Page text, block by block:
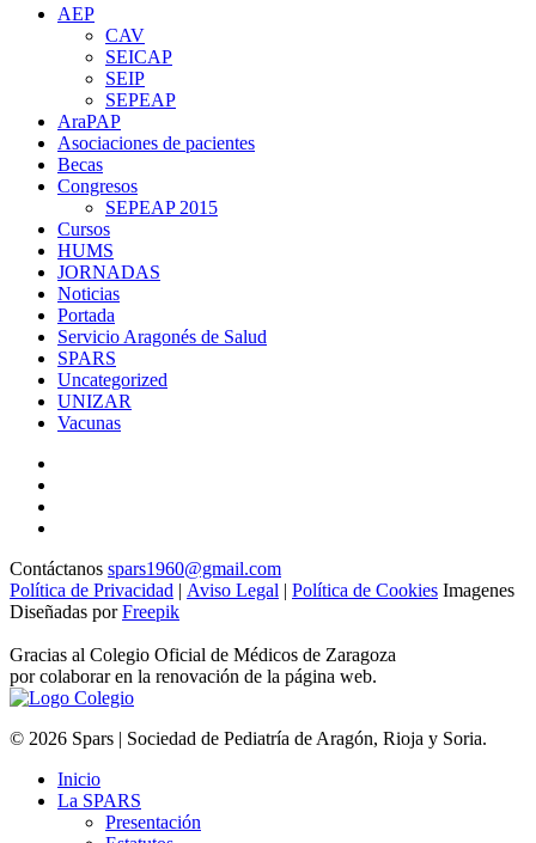
AEP
CAV
SEICAP
SEIP
SEPEAP
AraPAP
Asociaciones de pacientes
Becas
Congresos
SEPEAP 2015
Cursos
HUMS
JORNADAS
Noticias
Portada
Servicio Aragonés de Salud
SPARS
Uncategorized
UNIZAR
Vacunas
Contáctanos spars1960@gmail.com
Política de Privacidad | Aviso Legal | Política de Cookies Imagenes
Diseñadas porFreepik
Gracias al Colegio Oficial de Médicos de Zaragoza
por colaborar en la renovación de la página web.
© 2026 Spars | Sociedad de Pediatría de Aragón, Rioja y Soria.
Inicio
La SPARS
Presentación